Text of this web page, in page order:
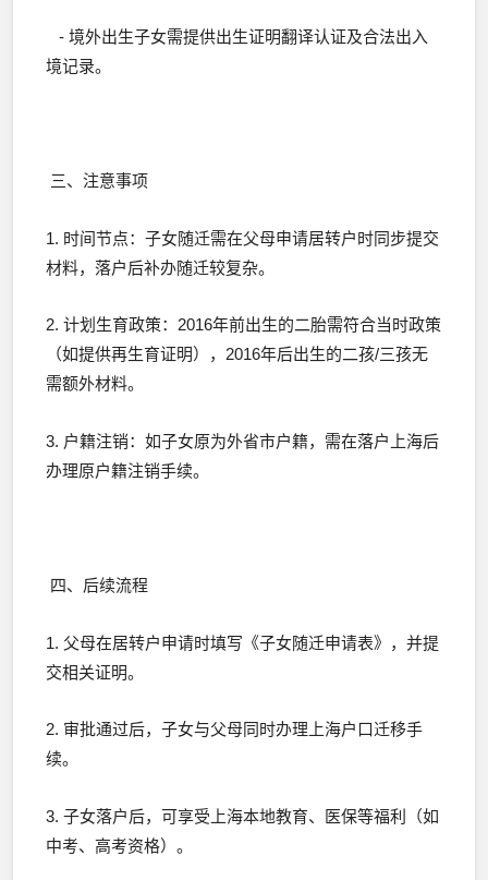
- 境外出生子女需提供出生证明翻译认证及合法出入
境记录。
三、注意事项
1. 时间节点：子女随迁需在父母申请居转户时同步提交
材料，落户后补办随迁较复杂。
2. 计划生育政策：2016年前出生的二胎需符合当时政策
（如提供再生育证明），2016年后出生的二孩/三孩无
需额外材料。
3. 户籍注销：如子女原为外省市户籍，需在落户上海后
办理原户籍注销手续。
四、后续流程
1. 父母在居转户申请时填写《子女随迁申请表》，并提
交相关证明。
2. 审批通过后，子女与父母同时办理上海户口迁移手
续。
3. 子女落户后，可享受上海本地教育、医保等福利（如
中考、高考资格）。